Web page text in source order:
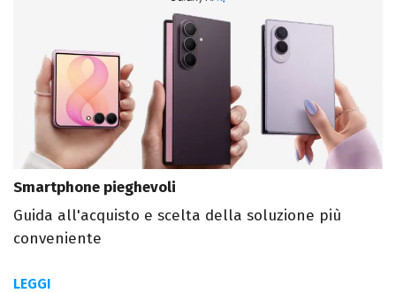
Smartphone pieghevoli
Guida all'acquisto e scelta della soluzione più
conveniente
LEGGI